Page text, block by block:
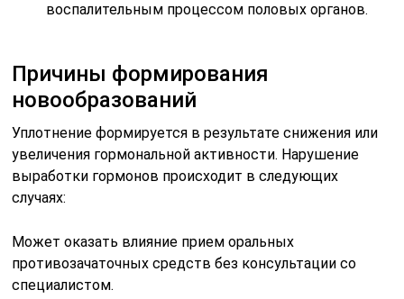
воспалительным процессом половых органов.
Причины формирования
новообразований
Уплотнение формируется в результате снижения или
увеличения гормональной активности. Нарушение
выработки гормонов происходит в следующих
случаях:
Может оказать влияние прием оральных
противозачаточных средств без консультации со
специалистом.